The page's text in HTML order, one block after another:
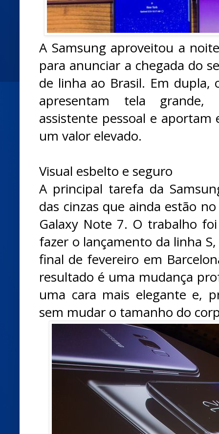
A Samsung aproveitou a
para anunciar a chegada do
de linha ao Brasil. Em dupla,
apresentam tela grande,
assistente pessoal e
um valor elevado.
Visual esbelto e seguro
A principal tarefa da
das cinzas que ainda estão
Galaxy Note 7. O trabalho
fazer o lançamento da linha
final de fevereiro em
resultado é uma mudança
uma cara mais elegante e,
sem mudar o tamanho do